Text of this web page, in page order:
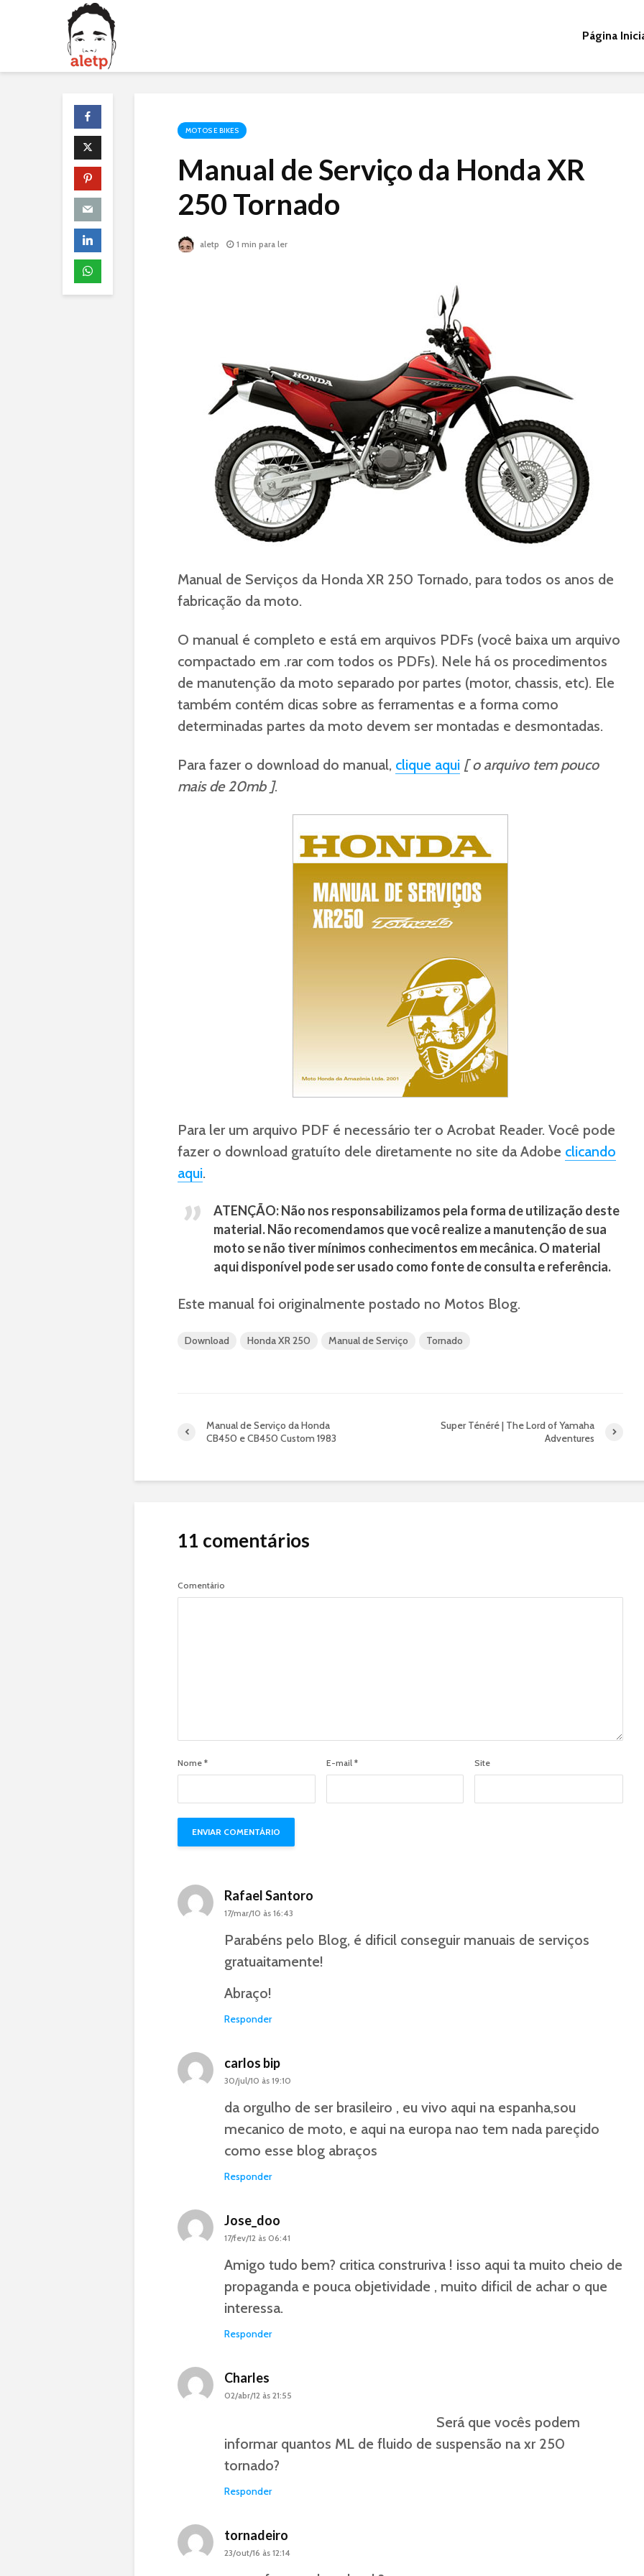
Página
MOTOS E BIKES
Manual de Serviço da Honda XR
250 Tornado
aletp 1 min para ler
Manual de Serviços da Honda XR 250 Tornado, para todos os anos de
fabricação da moto.
O manual é completo e está em arquivos PDFs (você baixa um arquivo
compactado em .rar com todos os PDFs). Nele há os procedimentos
de manutenção da moto separado por partes (motor, chassis, etc). Ele
também contém dicas sobre as ferramentas e a forma como
determinadas partes da moto devem ser montadas e desmontadas.
Para fazer o download do manual, clique aqui [ o arquivo tem pouco
mais de 20mb ].
Para ler um arquivo PDF é necessário ter o Acrobat Reader. Você pode
fazer o download gratuíto dele diretamente no site da Adobe clicando
aqui.
ATENÇÃO: Não nos responsabilizamos pela forma de utilização deste
material. Não recomendamos que você realize a manutenção de sua
moto se não tiver mínimos conhecimentos em mecânica. O material
aqui disponível pode ser usado como fonte de consulta e referência.
Este manual foi originalmente postado no Motos Blog.
Download Honda XR 250 Manual de Serviço Tornado
Manual de Serviço da Honda
CB450 e CB450 Custom 1983
Super Ténéré | The Lord of Yamaha
Adventures
11 comentários
Comentário
Nome * E-mail * Site
Rafael Santoro
17/mar/10 às 16:43
Parabéns pelo Blog, é dificil conseguir manuais de serviços
gratuaitamente!
Abraço!
Responder
carlos bip
30/jul/10 às 19:10
da orgulho de ser brasileiro , eu vivo aqui na espanha,sou
mecanico de moto, e aqui na europa nao tem nada pareçido
como esse blog abraços
Responder
Jose_doo
17/fev/12 às 06:41
Amigo tudo bem? critica construriva ! isso aqui ta muito cheio de
propaganda e pouca objetividade , muito dificil de achar o que
interessa.
Responder
Charles
02/abr/12 às 21:55
Será que vocês podem
informar quantos ML de fluido de suspensão na xr 250
tornado?
Responder
tornadeiro
23/out/16 às 12:14